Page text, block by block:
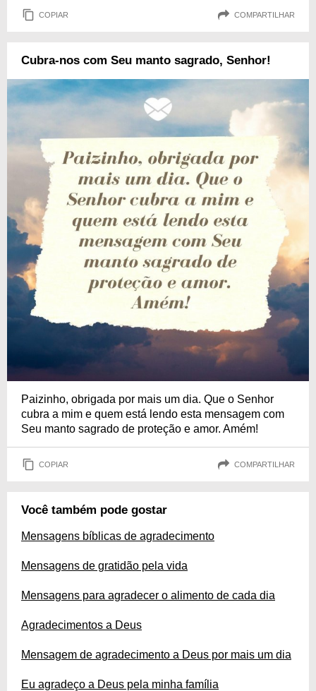
COPIAR COMPARTILHAR
Cubra-nos com Seu manto sagrado, Senhor!
Paizinho, obrigada por mais um dia. Que o Senhor
cubra a mim e quem está lendo esta mensagem com
Seu manto sagrado de proteção e amor. Amém!
COPIAR COMPARTILHAR
Você também pode gostar
Mensagens bíblicas de agradecimento
Mensagens de gratidão pela vida
Mensagens para agradecer o alimento de cada dia
Agradecimentos a Deus
Mensagem de agradecimento a Deus por mais um dia
Eu agradeço a Deus pela minha família